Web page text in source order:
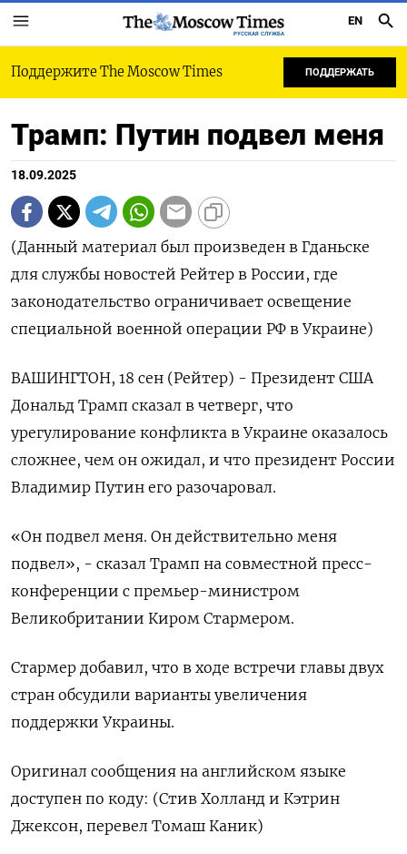
РУССКАЯ СЛУЖБА
EN
Поддержите The Moscow Times ПОДДЕРЖАТЬ
Трамп: Путин подвел меня
18.09.2025
(Данный материал был произведен в Гданьске
для службы новостей Рейтер в России, где
законодательство ограничивает освещение
специальной военной операции РФ в Украине)
ВАШИНГТОН, 18 сен (Рейтер) - Президент США
Дональд Трамп сказал в четверг, что
урегулирование конфликта в Украине оказалось
сложнее, чем он ожидал, и что президент России
Владимир Путин его разочаровал.
«Он подвел меня. Он действительно меня
подвел», - сказал Трамп на совместной пресс-
конференции с премьер-министром
Великобритании Киром Стармером.
Стармер добавил, что в ходе встречи главы двух
стран обсудили варианты увеличения
поддержки Украины.
Оригинал сообщения на английском языке
доступен по коду: (Стив Холланд и Кэтрин
Джексон, перевел Томаш Каник)